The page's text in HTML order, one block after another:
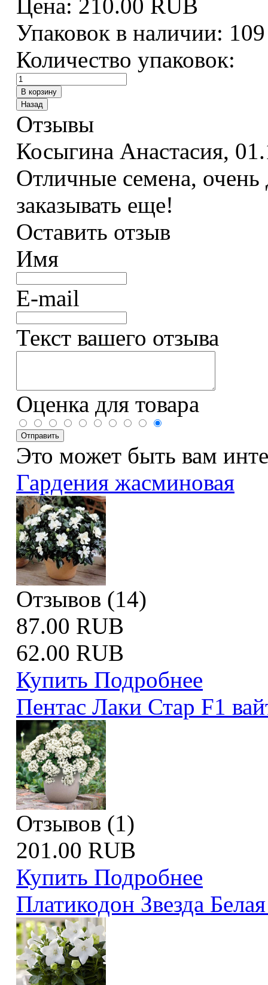
Цена: 210.00 RUB
Упаковок в наличии: 109
Количество упаковок:
Отзывы
Косыгина Анастасия,
Отличные семена, очень
заказывать еще!
Оставить отзыв
Имя
E-mail
Текст вашего отзыва
Оценка для товара
Это может быть вам
Гардения жасминовая
Отзывов (14)
87.00 RUB
62.00 RUB
Купить Подробнее
Пентас Лаки Стар F1
Отзывов (1)
201.00 RUB
Купить Подробнее
Платикодон Звезда